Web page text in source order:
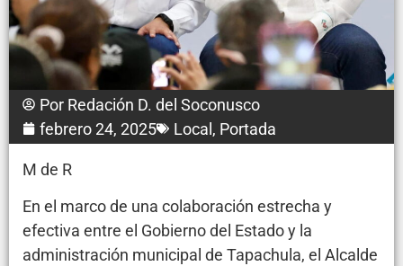
Por Redación D. del Soconusco
febrero 24, 2025
Local, Portada
M de R
En el marco de una colaboración estrecha y
efectiva entre el Gobierno del Estado y la
administración municipal de Tapachula, el Alcalde